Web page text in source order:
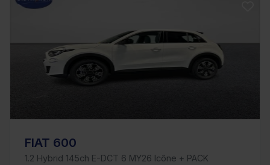
FIAT 600
1.2 Hybrid 145ch E-DCT 6 MY26 Icône + PACK